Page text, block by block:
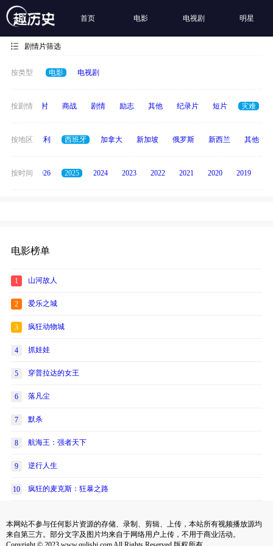
首页 电影 电视剧 明星
剧情片筛选
按类型 电影 电视剧
按剧情
历史 乡村 商战 剧情 励志 其他 纪录片 短片 灾难
按地区
印度 意大利 西班牙 加拿大 新加坡 俄罗斯 新西兰 其他
按时间
全部 2026 2025 2024 2023 2022 2021 2020 2019
电影榜单
1 山河故人
2 爱乐之城
3 疯狂动物城
4 抓娃娃
5 穿普拉达的女王
6 落凡尘
7 默杀
8 航海王：强者天下
9 逆行人生
10 疯狂的麦克斯：狂暴之路
本网站不参与任何影片资源的存储、录制、剪辑、上传，本站所有视频播放源均
来自第三方。部分文字及图片均来自于网络用户上传，不用于商业活动。